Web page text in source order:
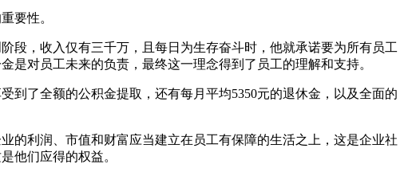
要性。
段，收入仅有三千万，且每日为生存奋斗时，他就承诺要为所有员工
对员工未来的负责，最终这一理念得到了员工的理解和支持。
到了全额的公积金提取，还有每月平均5350元的退休金，以及全面的
的利润、市值和财富应当建立在员工有保障的生活之上，这是企业社
他们应得的权益。